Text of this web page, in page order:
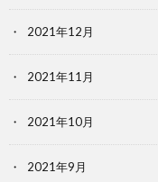
2021年12月
2021年11月
2021年10月
2021年9月